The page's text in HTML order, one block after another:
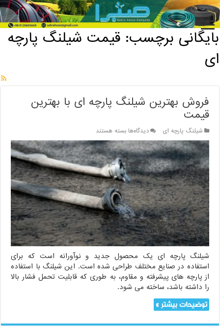
خانه / بایگانی برچسب: قیمت شیلنگ پارچه ای
بایگانی برچسب:قیمت شیلنگ پارچه
ای
فروش بهترین شیلنگ پارچه ای با بهترین
قیمت
شیلنگ پارچه ای دیدگاه‌هابرای
فروش
بهترین
شیلنگ
پارچه
ای
با
بهترین
قیمت
بسته هستند
شیلنگ پارچه ای یک محصول جدید و نوآورانه است که برای
استفاده در صنایع مختلف طراحی شده است. این شیلنگ با استفاده
از پارچه های پیشرفته و مقاوم، به طوری که قابلیت تحمل فشار بالا
را داشته باشد، ساخته می شود.
توضیحات بیشتر »